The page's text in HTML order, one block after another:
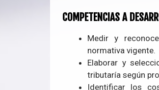
COMPETENCIAS A
Medir y
normativa vigente.
Elaborar y
tributaría según
Identificar los